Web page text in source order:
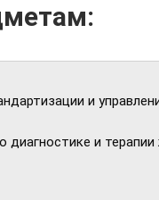
и
диагностике и